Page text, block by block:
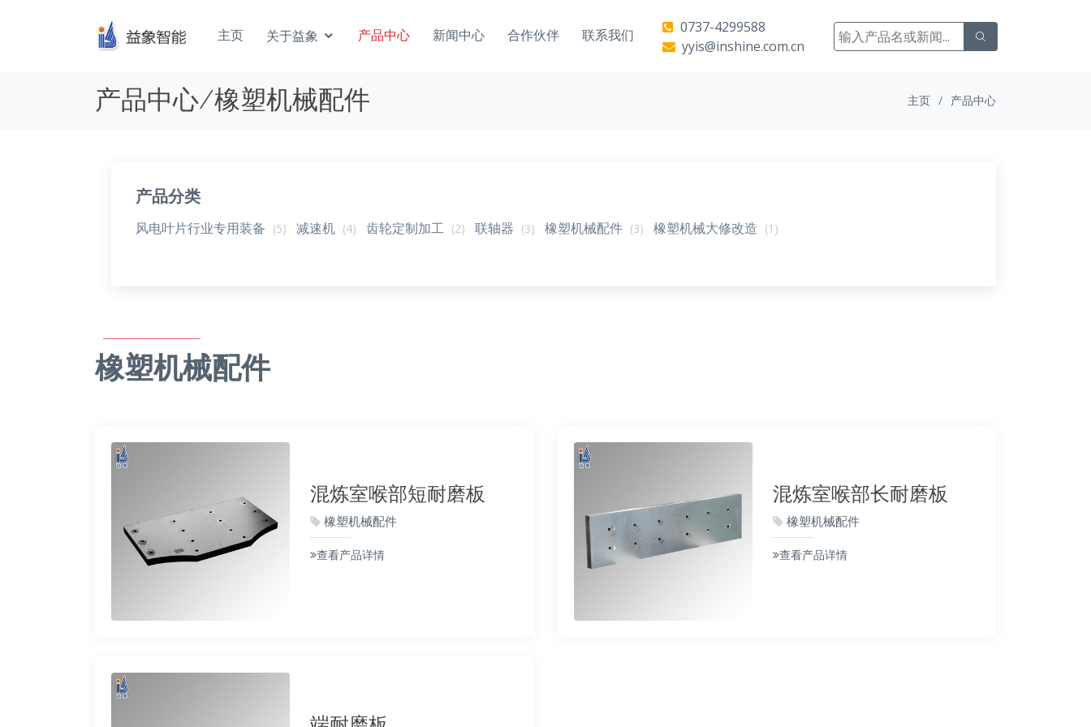
主页 关于益象 产品中心 新闻中心 合作伙伴 联系我们
0737-4299588
yyis@inshine.com.cn
产品中心/橡塑机械配件 主页 产品中心
产品分类
风电叶片行业专用装备 (5) 减速机 (4) 齿轮定制加工 (2) 联轴器 (3) 橡塑机械配件 (3) 橡塑机械大修改造 (1)
橡塑机械配件
混炼室喉部短耐磨板
橡塑机械配件
查看产品详情
混炼室喉部长耐磨板
橡塑机械配件
查看产品详情